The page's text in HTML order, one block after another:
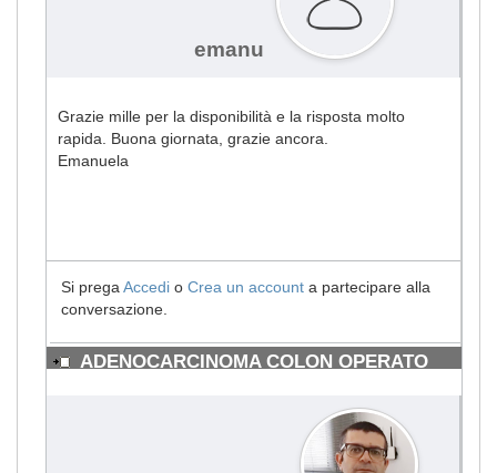
emanu
Grazie mille per la disponibilità e la risposta molto
rapida. Buona giornata, grazie ancora.
Emanuela
Si prega Accedi o Crea un account a partecipare alla
conversazione.
ADENOCARCINOMA COLON OPERATO